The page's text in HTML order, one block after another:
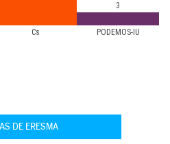
Cs PODEMOS-IU
3
DE ERESMA